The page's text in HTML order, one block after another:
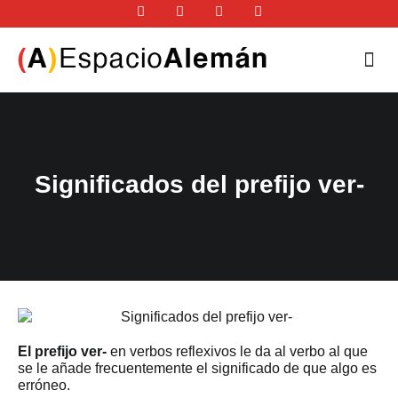
Significados del prefijo ver-
El prefijo ver- en verbos reflexivos le da al verbo al que
se le añade frecuentemente el significado de que algo es
erróneo.